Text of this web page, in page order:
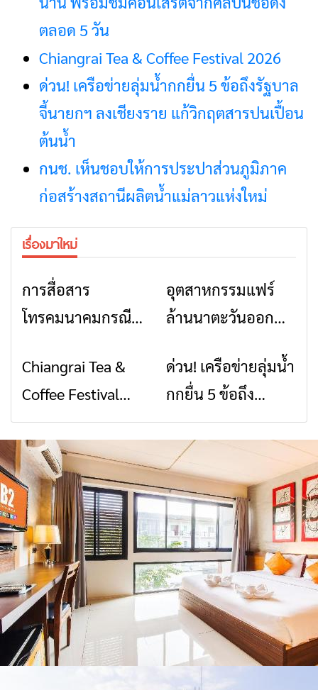
ตลอด 5 วัน
Chiangrai Tea & Coffee Festival 2026
ด่วน! เครือข่ายลุ่มน้ำกกยื่น 5 ข้อถึงรัฐบาล
จี้นายกฯ ลงเชียงราย แก้วิกฤตสารปนเปื้อน
ต้นน้ำ
กนช. เห็นชอบให้การประปาส่วนภูมิภาค
ก่อสร้างสถานีผลิตน้ำแม่ลาวแห่งใหม่
เรื่องมาใหม่
การสื่อสาร
โทรคมนาคมกรณีภัย
สัญญาณขาด การ
สื่อสารต้องไม่หยุด
ข่าวเชียงราย
อุตสาหกรรมแฟร์
ล้านนาตะวันออก
สินค้าเด่น และเสน่ห์
วัฒนธรรมจาก 4
จังหวัด เชียงราย
พะเยา แพร่ และ
น่าน พร้อมชม
คอนเสิร์ตจากศิลปิน
ชื่อดังตลอด 5 วัน
ข่าวเชียงราย
Chiangrai Tea &
Coffee Festival
2026
ข่าวเชียงราย
ด่วน! เครือข่ายลุ่มน้ำ
กกยื่น 5 ข้อถึง
รัฐบาล จี้นายกฯ ลง
เชียงราย แก้วิกฤต
สารปนเปื้อนต้นน้ำ